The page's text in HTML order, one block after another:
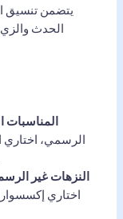
يتضمن تنسيق
الحدث والزي
المناسبات
الرسمي، اختاري
النزهات غير
اختاري